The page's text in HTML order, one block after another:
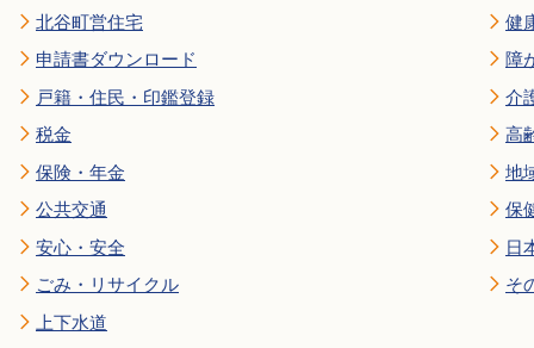
北谷町営住宅
申請書ダウンロード
戸籍・住民・印鑑登録
税金
保険・年金
公共交通
安心・安全
ごみ・リサイクル
上下水道
健
障
介
高
地
保
日
そ